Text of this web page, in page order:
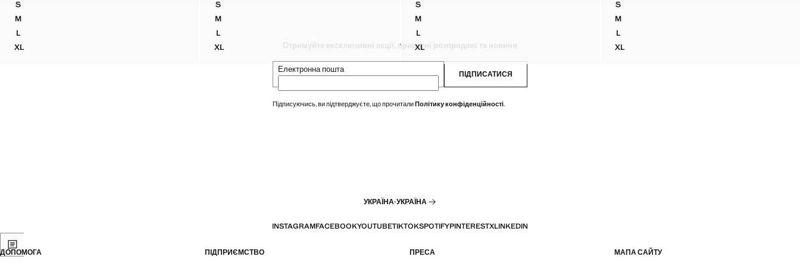
SБАВОВНЯНА ФУТБОЛКА З ПРИНТОМ
MБАВОВНЯНА ФУТБОЛКА З ПРИНТОМ
L
БАВОВНЯНА ФУТБОЛКА З ПРИНТОМ
XLБАВОВНЯНА ФУТБОЛКА З ПРИНТОМ
SБАВОВНЯНА ФУТБОЛКА З ТЕКСТОВИМ ПРИНТОМ
MБАВОВНЯНА ФУТБОЛКА З ТЕКСТОВИМ ПРИНТОМ
L
БАВОВНЯНА ФУТБОЛКА З ТЕКСТОВИМ ПРИНТОМ
XLБАВОВНЯНА ФУТБОЛКА З ТЕКСТОВИМ ПРИНТОМ
SБАВОВНЯНА ФУТБОЛКА З ПРИНТОМ
MБАВОВНЯНА ФУТБОЛКА З ПРИНТОМ
LБАВОВНЯНА ФУТБОЛКА З ПРИНТОМ
XLБАВОВНЯНА ФУТБОЛКА З ПРИНТОМ
SБАВОВНЯНА ФУТБОЛКА З ПРИНТОМ
MБАВОВНЯНА ФУТБОЛКА З ПРИНТОМ
LБАВОВНЯНА ФУТБОЛКА З ПРИНТОМ
XLБАВОВНЯНА ФУТБОЛКА З ПРИНТОМ
Отримуйте ексклюзивні акції, приватні розпродажі та новини
Електронна пошта ПІДПИСАТИСЯ
Підписуючись, ви підтверджуєте, що прочиталиПолітику конфіденційності.
УКРАЇНА·УКРАЇНА
INSTAGRAMFACEBOOKYOUTUBETIKTOKSPOTIFYPINTERESTXLINKEDIN
ДОПОМОГА ПІДПРИЄМСТВО ПРЕСА МАПА САЙТУ